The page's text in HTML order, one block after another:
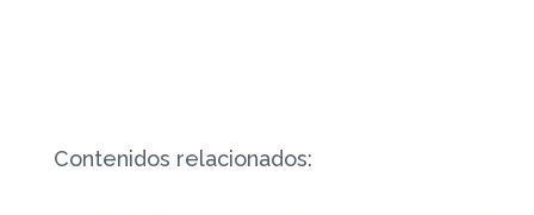
Contenidos relacionados: